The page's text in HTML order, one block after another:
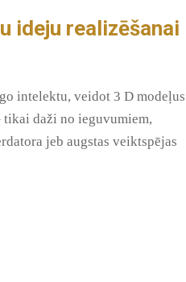
ideju realizēšanai
intelektu, veidot 3 D modeļus
daži no ieguvumiem,
jeb augstas veiktspējas